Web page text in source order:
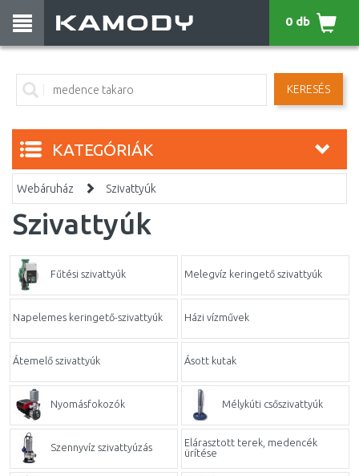
KERESÉS
0 db
KATEGÓRIÁK
Webáruház Szivattyúk
Szivattyúk
Fűtési szivattyúk Melegvíz keringető szivattyúk
Napelemes keringető-szivattyúk Házi vízművek
Átemelő szivattyúk Ásott kutak
Nyomásfokozók Mélykúti csőszivattyúk
Szennyvíz szivattyúzás
Elárasztott terek, medencék
ürítése